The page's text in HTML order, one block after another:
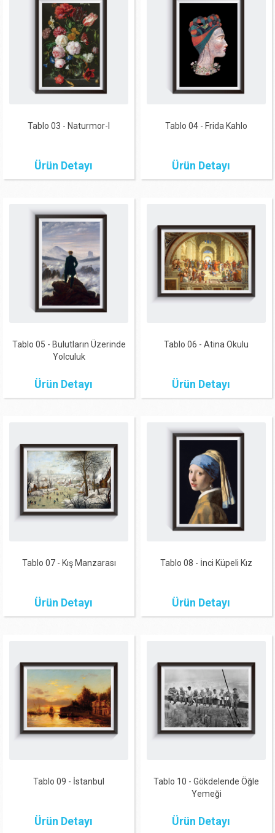
Tablo 03 - Naturmor-I
Ürün Detayı
Tablo 04 - Frida Kahlo
Ürün Detayı
Tablo 05 - Bulutların Üzerinde
Yolculuk
Ürün Detayı
Tablo 06 - Atina Okulu
Ürün Detayı
Tablo 07 - Kış Manzarası
Ürün Detayı
Tablo 08 - İnci Küpeli Kız
Ürün Detayı
Tablo 09 - İstanbul
Ürün Detayı
Tablo 10 - Gökdelende Öğle
Yemeği
Ürün Detayı